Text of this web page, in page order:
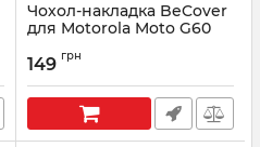
Чохол-накладка BeCover
для Motorola Moto G60
Артикул:
149 грн